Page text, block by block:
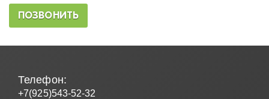
ПОЗВОНИТЬ
Телефон:
+7(925)543-52-32